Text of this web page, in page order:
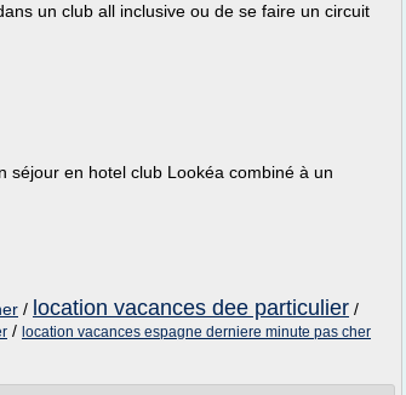
un club all inclusive ou de se faire un circuit
séjour en hotel club Lookéa combiné à un
/ location vacances dee particulier /
/ location vacances espagne derniere minute pas cher